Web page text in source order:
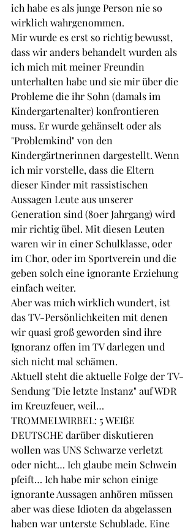
ich habe es als junge Person nie so
wirklich wahrgenommen.
Mir wurde es erst so richtig bewusst,
dass wir anders behandelt wurden als
ich mich mit meiner Freundin
unterhalten habe und sie mir über die
Probleme die ihr Sohn (damals im
Kindergartenalter) konfrontieren
muss. Er wurde gehänselt oder als
"Problemkind" von den
Kindergärtnerinnen dargestellt. Wenn
ich mir vorstelle, dass die Eltern
dieser Kinder mit rassistischen
Aussagen Leute aus unserer
Generation sind (80er Jahrgang) wird
mir richtig übel. Mit diesen Leuten
waren wir in einer Schulklasse, oder
im Chor, oder im Sportverein und die
geben solch eine ignorante Erziehung
einfach weiter.
Aber was mich wirklich wundert, ist
das TV-Persönlichkeiten mit denen
wir quasi groß geworden sind ihre
Ignoranz offen im TV darlegen und
sich nicht mal schämen.
Aktuell steht die aktuelle Folge der TV-
Sendung "Die letzte Instanz" auf WDR
im Kreuzfeuer, weil…
TROMMELWIRBEL: 5 WEIßE
DEUTSCHE darüber diskutieren
wollen was UNS Schwarze verletzt
oder nicht… Ich glaube mein Schwein
pfeift… Ich habe mir schon einige
ignorante Aussagen anhören müssen
aber was diese Idioten da abgelassen
haben war unterste Schublade. Eine